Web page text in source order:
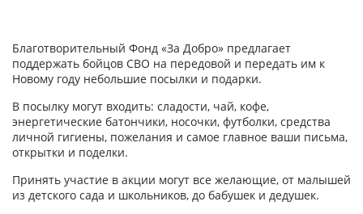
Благотворительный Фонд «За Добро» предлагает
поддержать бойцов СВО на передовой и передать им к
Новому году небольшие посылки и подарки.
В посылку могут входить: сладости, чай, кофе,
энергетические батончики, носочки, футболки, средства
личной гигиены, пожелания и самое главное ваши письма,
открытки и поделки.
Принять участие в акции могут все желающие, от малышей
из детского сада и школьников, до бабушек и дедушек.